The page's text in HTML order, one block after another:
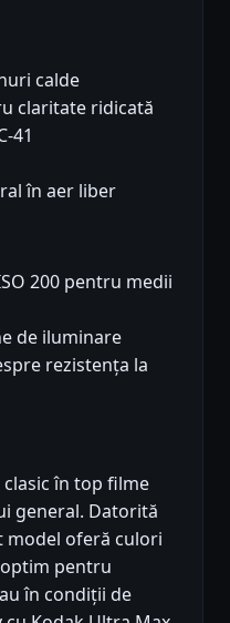
calde
claritate ridicată
41
în aer liber
200 pentru medii
de iluminare
rezistența la
în top filme
general. Datorită
model oferă culori
pentru
în condiții de